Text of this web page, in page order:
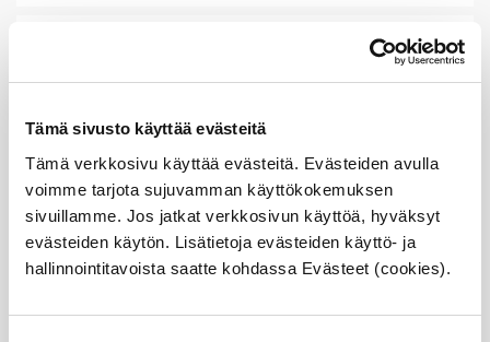
Tämä sivusto käyttää evästeitä
Tämä verkkosivu käyttää evästeitä. Evästeiden avulla
voimme tarjota sujuvamman käyttökokemuksen
sivuillamme. Jos jatkat verkkosivun käyttöä, hyväksyt
evästeiden käytön. Lisätietoja evästeiden käyttö- ja
hallinnointitavoista saatte kohdassa Evästeet (cookies).
03/2010-
34356789441
3435 6 789 441
34 35 6 789 441
34356792561
3435 6 792 561